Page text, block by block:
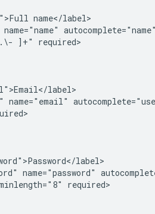
name</label>
name="name"
]+" required>
label>
name="email"
label>
name="password"
required>